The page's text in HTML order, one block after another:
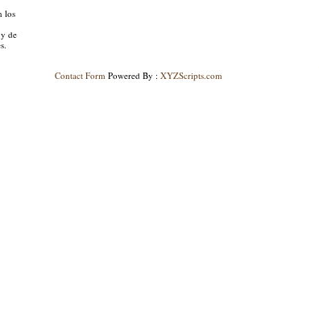
los
de
Contact Form Powered By : XYZScripts.com